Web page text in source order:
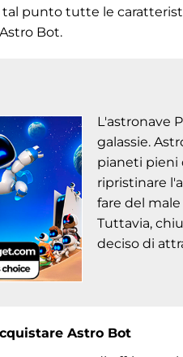
punto tutte le
Bot.
L'astronave
galassie.
pianeti pieni
ripristinare
fare del
Tuttavia,
deciso di
Astro Bot